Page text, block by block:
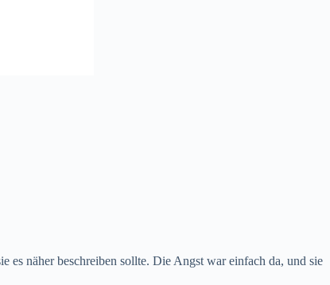
es näher beschreiben sollte. Die Angst war einfach da, und sie